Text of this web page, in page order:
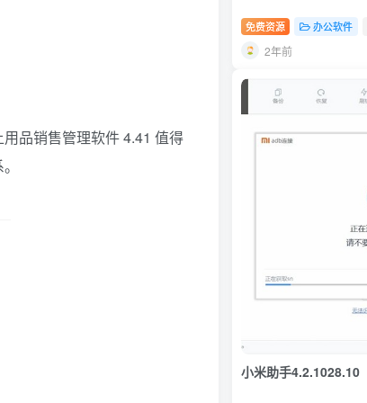
品销售管理软件 4.41 值得
免费资源 办公软件
2年前
小米助手4.2.1028.10